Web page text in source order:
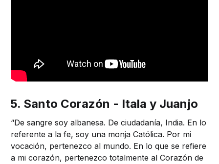
5. Santo Corazón - Itala y Juanjo
“De sangre soy albanesa. De ciudadanía, India. En lo
referente a la fe, soy una monja Católica. Por mi
vocación, pertenezco al mundo. En lo que se refiere
a mi corazón, pertenezco totalmente al Corazón de